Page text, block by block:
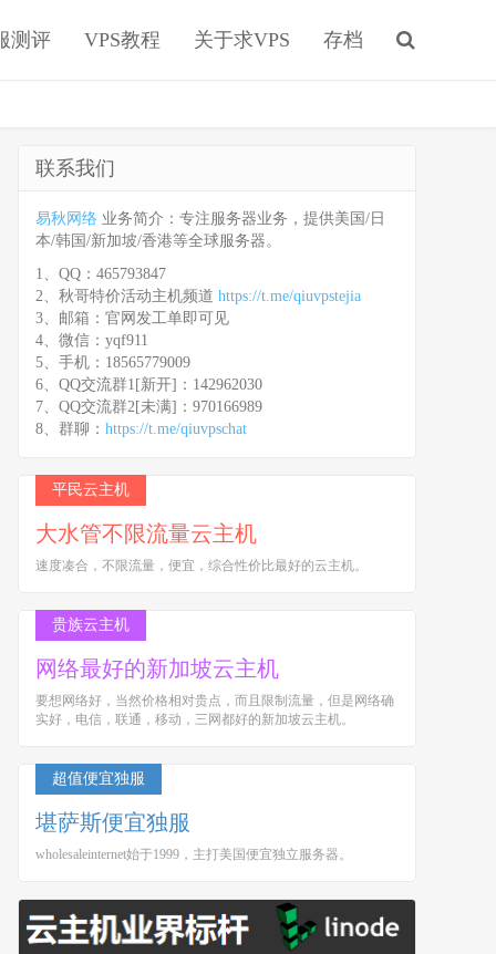
测评 VPS教程 关于求VPS 存档
联系我们
易秋网络 业务简介：专注服务器业务，提供美国/日
本/韩国/新加坡/香港等全球服务器。
1、QQ：465793847
2、秋哥特价活动主机频道 https://t.me/qiuvpstejia
3、邮箱：官网发工单即可见
4、微信：yqf911
5、手机：18565779009
6、QQ交流群1[新开]：142962030
7、QQ交流群2[未满]：970166989
8、群聊： https://t.me/qiuvpschat
平民云主机
大水管不限流量云主机
速度凑合，不限流量，便宜，综合性价比最好的云主机。
贵族云主机
网络最好的新加坡云主机
要想网络好，当然价格相对贵点，而且限制流量，但是网络确
实好，电信，联通，移动，三网都好的新加坡云主机。
超值便宜独服
堪萨斯便宜独服
wholesaleinternet始于1999，主打美国便宜独立服务器。